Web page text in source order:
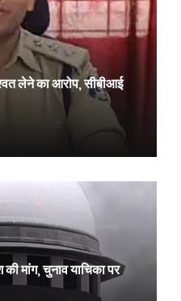
लेने का आरोप, सीबीआई
मांग, चुनाव याचिका पर